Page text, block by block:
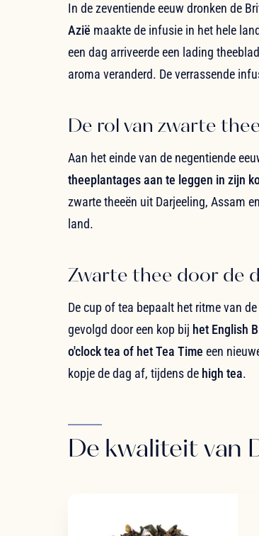
In de zeventiende eeuw dronken de
Azië maakte de infusie in het hele
een dag arriveerde een lading
aroma veranderd. De verrassende
De rol van zwarte
Aan het einde van de negentiende
theeplantages aan te leggen in zijn
zwarte theeën uit Darjeeling, Assam
land.
Zwarte thee door de
De cup of tea bepaalt het ritme van
gevolgd door een kop bij het English
o'clock tea of het Tea Time een
kopje de dag af, tijdens de high tea.
De kwaliteit van